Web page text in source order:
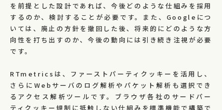
を前提とした設計であれば、今後どのような仕組みを採用
するのか、検討することが必要です。また、Googleにつ
いては、廃止の方針を撤回した後、将来的にどのような方
向性を打ち出すのか、今後の動向には引き続き注視が必要
です。
RTmetricsは、ファーストパーティクッキーを活用し、
さらにWebサーバのログ解析やパケット解析も選択でき
るアクセス解析ツールです。ブラウザ各社のサードパー
ティクッキー規制に抵触しない仕組みを標準機能で構築で